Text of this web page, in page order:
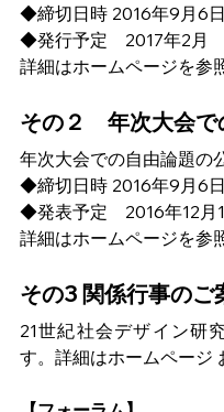
◆締切日時 2016年9月6
◆発行予定　2017年
詳細はホームページを参
その２　年次大会
年次大会での自由論題の
◆締切日時 2016年9月6
◆発表予定　2016年12
詳細はホームページを参
その3 関係行事のご
21世紀社会デザイン研
す。詳細はホームページ